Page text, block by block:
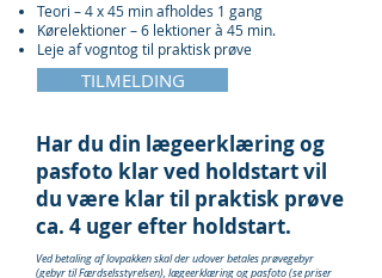
Teori – 4 x 45 min afholdes 1 gang
Kørelektioner – 6 lektioner à 45 min.
Leje af vogntog til praktisk prøve
TILMELDING
Har du din lægeerklæring og
pasfoto klar ved holdstart vil
du være klar til praktisk prøve
ca. 4 uger efter holdstart.
Ved betaling af lovpakken skal der udover betales prøvegebyr
(gebyr til Færdselsstyrelsen), lægeerklæring og pasfoto (se priser